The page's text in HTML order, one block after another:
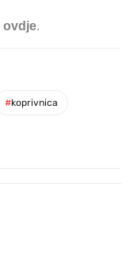
ovdje.
#koprivnica